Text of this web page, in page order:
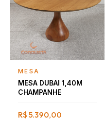
Falar com consultor
MESA
MESA DUBAI 1,40M
CHAMPANHE
R$ 5.390,00